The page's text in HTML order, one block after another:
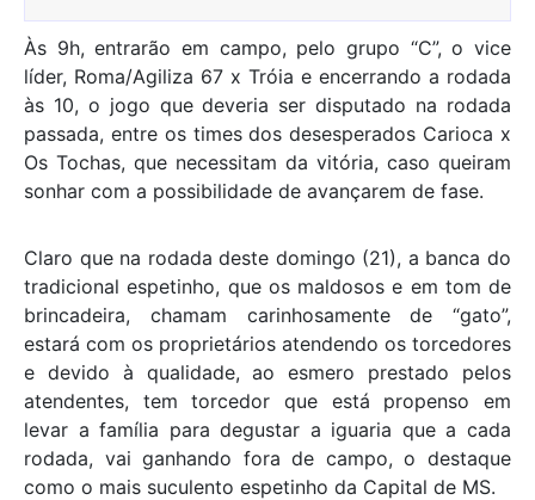
Às 9h, entrarão em campo, pelo grupo “C”, o vice
líder, Roma/Agiliza 67 x Tróia e encerrando a rodada
às 10, o jogo que deveria ser disputado na rodada
passada, entre os times dos desesperados Carioca x
Os Tochas, que necessitam da vitória, caso queiram
sonhar com a possibilidade de avançarem de fase.
Claro que na rodada deste domingo (21), a banca do
tradicional espetinho, que os maldosos e em tom de
brincadeira, chamam carinhosamente de “gato”,
estará com os proprietários atendendo os torcedores
e devido à qualidade, ao esmero prestado pelos
atendentes, tem torcedor que está propenso em
levar a família para degustar a iguaria que a cada
rodada, vai ganhando fora de campo, o destaque
como o mais suculento espetinho da Capital de MS.